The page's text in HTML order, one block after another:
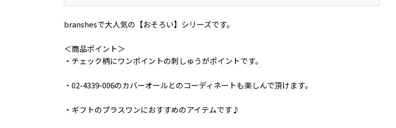
branshesで大人気の【おそろい】シリーズです。
＜商品ポイント＞
・チェック柄にワンポイントの刺しゅうがポイントです。
・02-4339-006のカバーオールとのコーディネートも楽しんで頂けます。
・ギフトのプラスワンにおすすめのアイテムです♪